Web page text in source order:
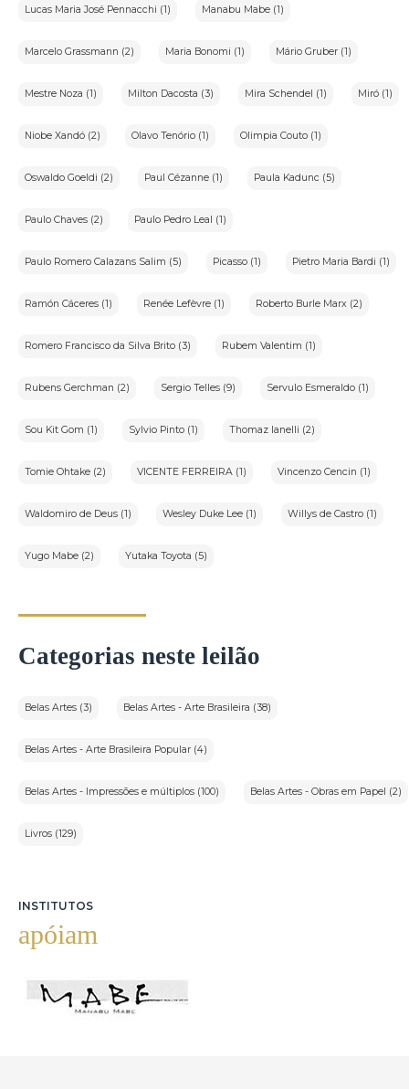
Lucas Maria José Pennacchi (1) Manabu Mabe (1)
Marcelo Grassmann (2) Maria Bonomi (1) Mário Gruber (1)
Mestre Noza (1) Milton Dacosta (3) Mira Schendel (1) Miró (1)
Niobe Xandó (2) Olavo Tenório (1) Olimpia Couto (1)
Oswaldo Goeldi (2) Paul Cézanne (1) Paula Kadunc (5)
Paulo Chaves (2) Paulo Pedro Leal (1)
Paulo Romero Calazans Salim (5) Picasso (1) Pietro Maria Bardi (1)
Ramón Cáceres (1) Renée Lefèvre (1) Roberto Burle Marx (2)
Romero Francisco da Silva Brito (3) Rubem Valentim (1)
Rubens Gerchman (2) Sergio Telles (9) Servulo Esmeraldo (1)
Sou Kit Gom (1) Sylvio Pinto (1) Thomaz Ianelli (2)
Tomie Ohtake (2) VICENTE FERREIRA (1) Vincenzo Cencin (1)
Waldomiro de Deus (1) Wesley Duke Lee (1) Willys de Castro (1)
Yugo Mabe (2) Yutaka Toyota (5)
Categorias neste leilão
Belas Artes (3) Belas Artes - Arte Brasileira (38)
Belas Artes - Arte Brasileira Popular (4)
Belas Artes - Impressões e múltiplos (100) Belas Artes - Obras em Papel (2)
Livros (129)
INSTITUTOS
apóiam